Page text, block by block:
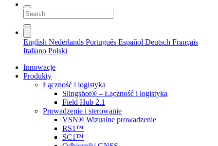
English Nederlands Português Español Deutsch Français
Italiano Polski
Innowacje
Produkty
Łączność i logistyka
Slingshot® – Łączność i logistyka
Field Hub 2.1
Prowadzenie i sterowanie
VSN® Wizualne prowadzenie
RS1™
SC1™